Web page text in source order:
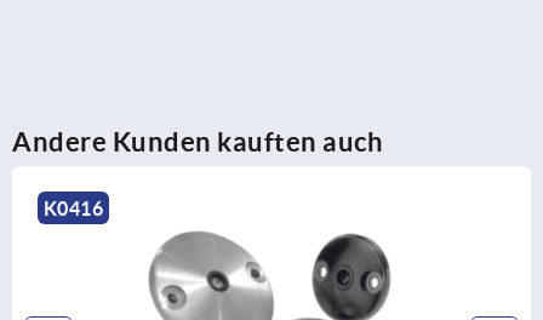
Andere Kunden kauften auch